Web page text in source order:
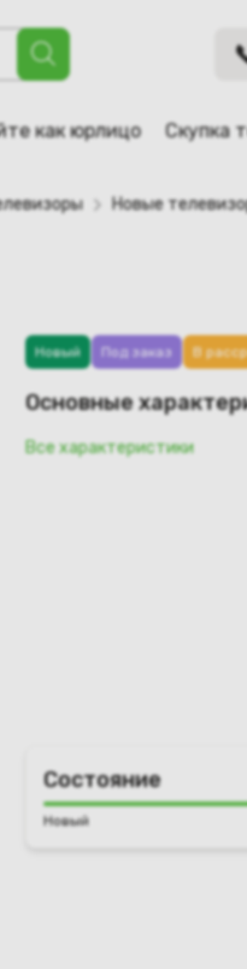
как юрлицо Скупка
Новые
Новый Под заказ В
Основные
Все характеристики
Состояние
Новый